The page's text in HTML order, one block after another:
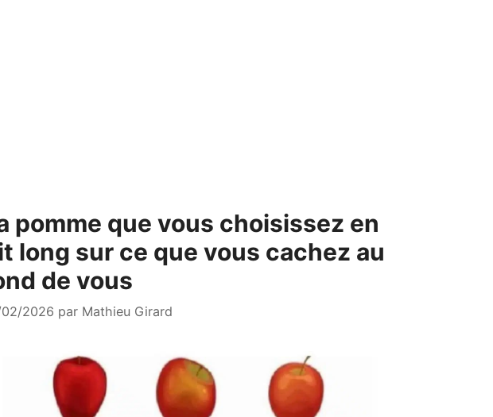
pomme que vous choisissez en
long sur ce que vous cachez au
de vous
2026 par Mathieu Girard